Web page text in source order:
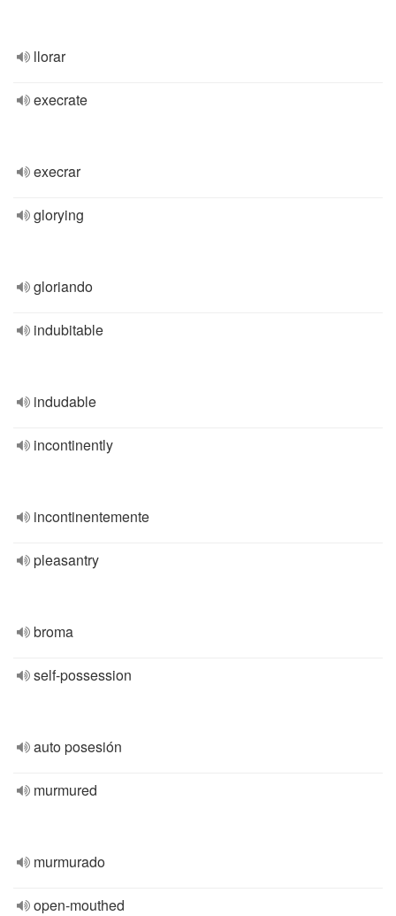
llorar
execrate
execrar
glorying
gloriando
indubitable
indudable
incontinently
incontinentemente
pleasantry
broma
self-possession
auto posesión
murmured
murmurado
open-mouthed